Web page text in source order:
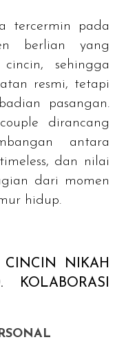
tercermin pada
berlian yang
sehingga
resmi, tetapi
pasangan.
couple dirancang
antara
timeless, dan nilai
dari momen
hidup.
CINCIN NIKAH